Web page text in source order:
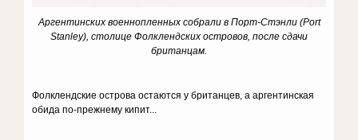
Аргентинских военнопленных собрали в Порт-Стэнли (Port
Stanley), столице Фолклендских островов, после сдачи
британцам.
Фолклендские острова остаются у британцев, а аргентинская
обида по-прежнему кипит...